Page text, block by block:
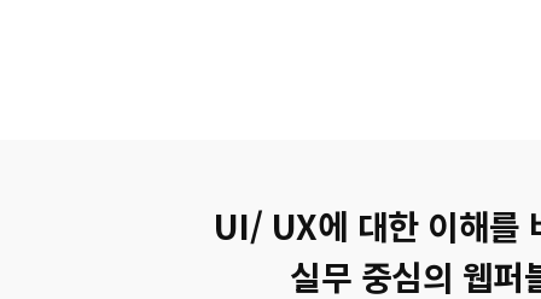
UI/ UX에 대한 이해를
실무 중심의 웹퍼